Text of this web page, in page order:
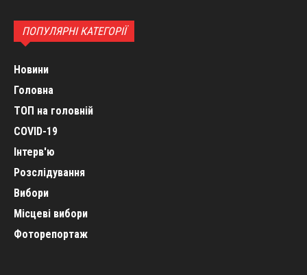
ПОПУЛЯРНІ КАТЕГОРІЇ
Новини
Головна
ТОП на головній
COVID-19
Інтерв'ю
Розслідування
Вибори
Місцеві вибори
Фоторепортаж